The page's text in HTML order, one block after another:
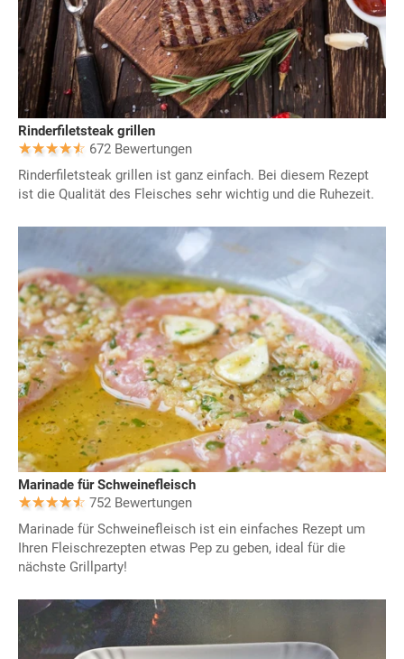
Rinderfiletsteak grillen
672 Bewertungen
Rinderfiletsteak grillen ist ganz einfach. Bei diesem Rezept
ist die Qualität des Fleisches sehr wichtig und die Ruhezeit.
Marinade für Schweinefleisch
752 Bewertungen
Marinade für Schweinefleisch ist ein einfaches Rezept um
Ihren Fleischrezepten etwas Pep zu geben, ideal für die
nächste Grillparty!